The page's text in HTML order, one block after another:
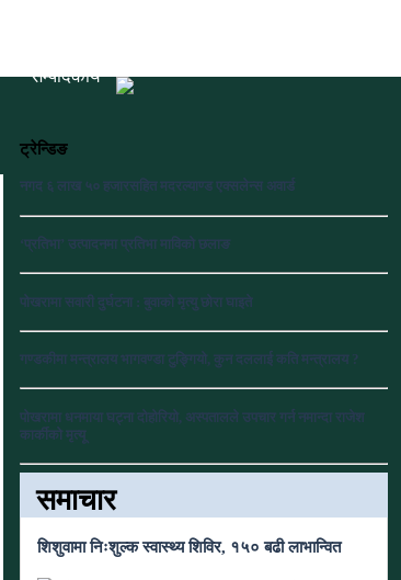
सम्पादकीय
ट्रेन्डिङ
नगद ६ लाख ५० हजारसहित मदरल्याण्ड एक्सलेन्स अवार्ड
‘प्रतिभा’ उत्पादनमा प्रतिभा माविको छलाङ
पोखरामा सवारी दुर्घटना : बुवाको मृत्यु छोरा घाइते
गण्डकीमा मन्त्रालय भागवण्डा टुङ्गियो, कुन दललाई कति मन्त्रालय ?
पोखरामा धनमाया घट्ना दोहोरियो, अस्पतालले उपचार गर्न नमान्दा राजेश
कार्कीको मृत्यू
समाचार
शिशुवामा निःशुल्क स्वास्थ्य शिविर, १५० बढी लाभान्वित